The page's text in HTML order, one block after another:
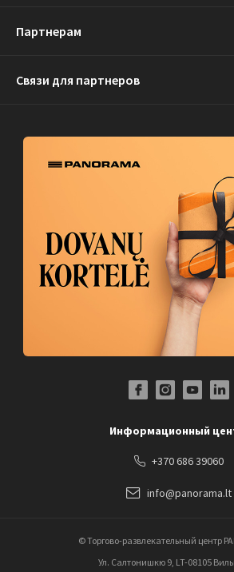
Партнерам
Связи для партнеров
Информационный
+370 686 39060
info@panorama.lt
© Торгово-развлекательный центр
Ул. Салтонишкю 9, LT-08105